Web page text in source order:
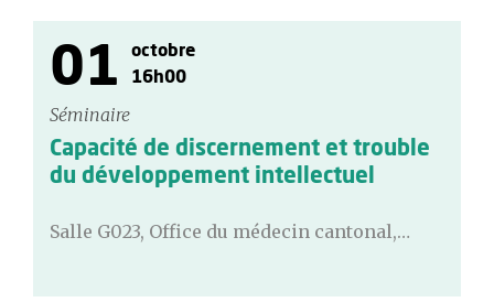
01
octobre
16h00
Séminaire
Capacité de discernement et trouble
du développement intellectuel
Salle G023, Office du médecin cantonal,…